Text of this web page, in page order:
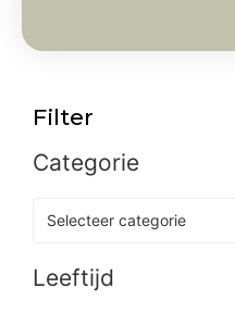
Filter
Categorie
Selecteer categorie
Leeftijd